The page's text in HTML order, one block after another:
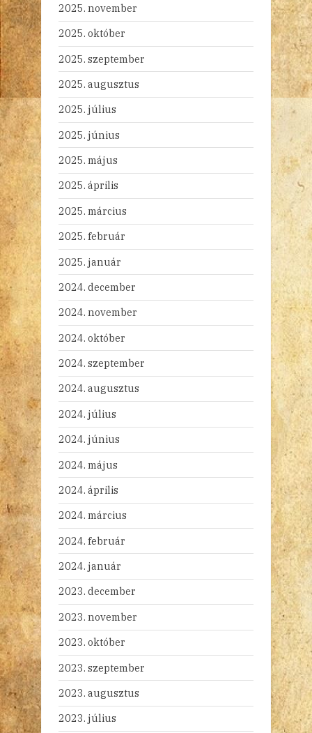
2025. november
2025. október
2025. szeptember
2025. augusztus
2025. július
2025. június
2025. május
2025. április
2025. március
2025. február
2025. január
2024. december
2024. november
2024. október
2024. szeptember
2024. augusztus
2024. július
2024. június
2024. május
2024. április
2024. március
2024. február
2024. január
2023. december
2023. november
2023. október
2023. szeptember
2023. augusztus
2023. július